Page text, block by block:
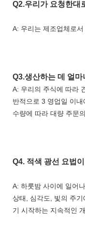
Q2.우리가 요청한대
A: 우리는 제조업체로
Q3.생산하는 데 얼
A: 우리의 주식에 따라
반적으로 3 영업일 이
수량에 따라 대량 주문
Q4. 적색 광선 요법
A: 하룻밤 사이에 일어
상태, 심각도, 빛의 주
기 시작하는 지속적인